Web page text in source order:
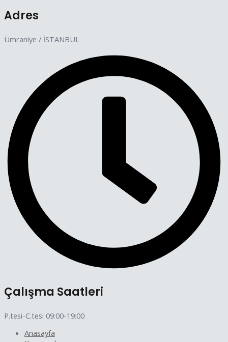
Adres
Ümraniye / İSTANBUL
Çalışma Saatleri
P.tesi-C.tesi 09:00-19:00
Anasayfa